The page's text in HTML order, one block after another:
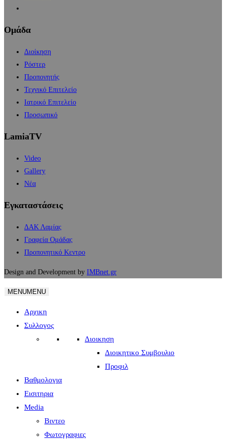
Ομάδα
Διοίκηση
Ρόστερ
Προπονητής
Τεχνικό Επιτελείο
Ιατρικό Επιτελείο
Προσωπικό
LamiaTV
Video
Gallery
Νέα
Εγκαταστάσεις
ΔΑΚ Λαμίας
Γραφεία Ομάδας
Προπονητικό Κεντρο
Design and Development by IMBnet.gr
MENUMENU
Αρχικη
Συλλογος
Διοικηση
Διοικητικο Συμβουλιο
Προφιλ
Βαθμολογια
Εισιτηρια
Media
Βιντεο
Φωτογραφιες